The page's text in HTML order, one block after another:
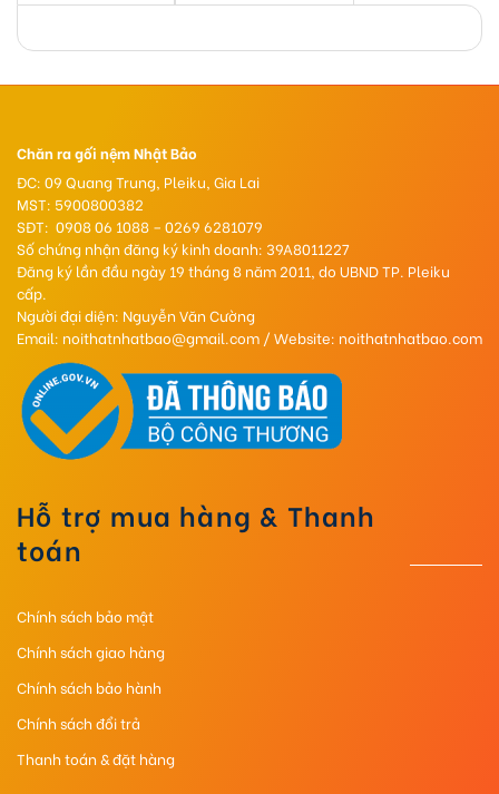
Chăn ra gối nệm Nhật Bảo
ĐC: 09 Quang Trung, Pleiku, Gia Lai
MST: 5900800382
SĐT: 0908 06 1088 – 0269 6281079
Số chứng nhận đăng ký kinh doanh: 39A8011227
Đăng ký lần đầu ngày 19 tháng 8 năm 2011, do UBND TP. Pleiku
cấp.
Người đại diện: Nguyễn Văn Cường
Email: noithatnhatbao@gmail.com / Website: noithatnhatbao.com
Hỗ trợ mua hàng & Thanh
toán
Chính sách bảo mật
Chính sách giao hàng
Chính sách bảo hành
Chính sách đổi trả
Thanh toán & đặt hàng